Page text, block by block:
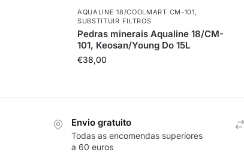
AQUALINE 18/COOLMART CM-101,
SUBSTITUIR FILTROS
Pedras minerais Aqualine 18/CM-
101, Keosan/Young Do 15L
€38,00
Envio gratuito
Todas as encomendas superiores
a 60 euros